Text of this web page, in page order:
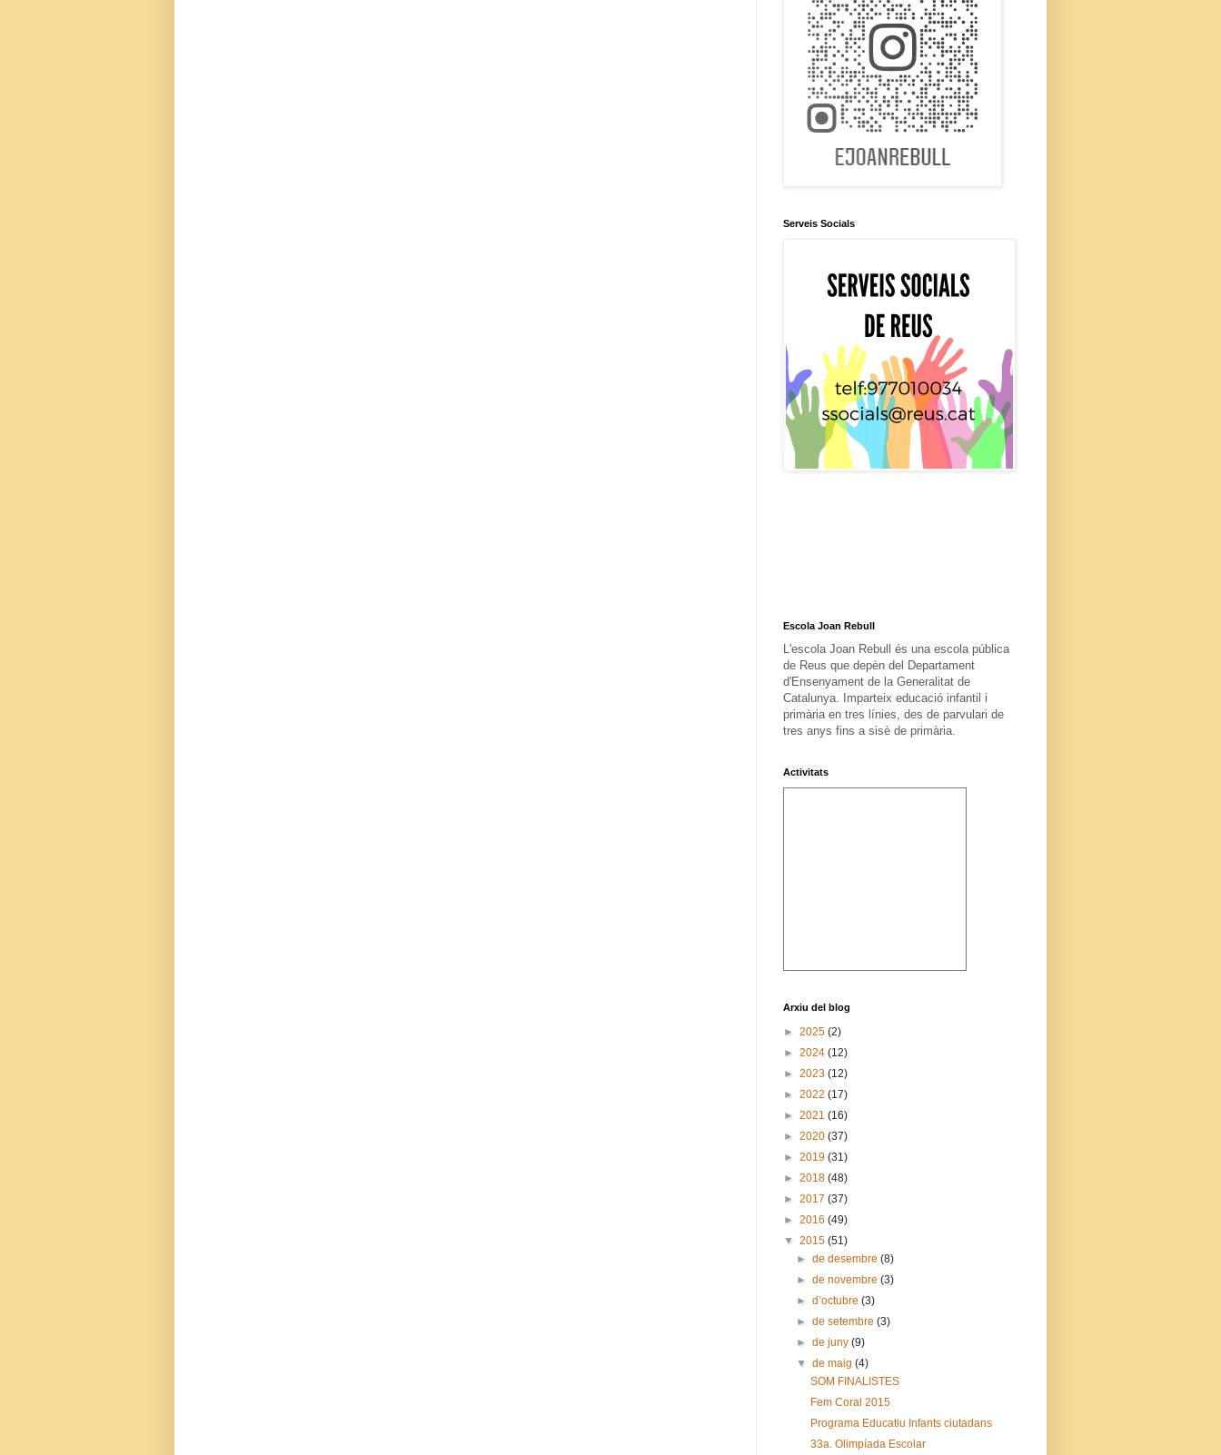
Serveis Socials
Escola Joan Rebull
L'escola Joan Rebull és una escola pública
de Reus que depèn del Departament
d'Ensenyament de la Generalitat de
Catalunya. Imparteix educació infantil i
primària en tres línies, des de parvulari de
tres anys fins a sisè de primària.
Activitats
Arxiu del blog
► 2025 (2)
► 2024 (12)
► 2023 (12)
► 2022 (17)
► 2021 (16)
► 2020 (37)
► 2019 (31)
► 2018 (48)
► 2017 (37)
► 2016 (49)
▼ 2015 (51)
►de desembre(8)
►de novembre(3)
►d’octubre(3)
►de setembre(3)
►de juny(9)
▼de maig(4)
SOM FINALISTES
Fem Coral 2015
Programa Educatiu Infants ciutadans
33a. Olimpíada Escolar